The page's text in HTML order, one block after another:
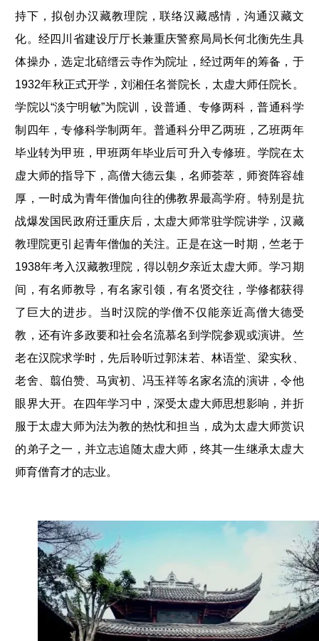
持下，拟创办汉藏教理院，联络汉藏感情，沟通汉藏文
化。经四川省建设厅厅长兼重庆警察局局长何北衡先生具
体操办，选定北碚缙云寺作为院址，经过两年的筹备，于
1932年秋正式开学，刘湘任名誉院长，太虚大师任院长。
学院以“淡宁明敏”为院训，设普通、专修两科，普通科学
制四年，专修科学制两年。普通科分甲乙两班，乙班两年
毕业转为甲班，甲班两年毕业后可升入专修班。学院在太
虚大师的指导下，高僧大德云集，名师荟萃，师资阵容雄
厚，一时成为青年僧伽向往的佛教界最高学府。特别是抗
战爆发国民政府迁重庆后，太虚大师常驻学院讲学，汉藏
教理院更引起青年僧伽的关注。正是在这一时期，竺老于
1938年考入汉藏教理院，得以朝夕亲近太虚大师。学习期
间，有名师教导，有名家引领，有名贤交往，学修都获得
了巨大的进步。当时汉院的学僧不仅能亲近高僧大德受
教，还有许多政要和社会名流慕名到学院参观或演讲。竺
老在汉院求学时，先后聆听过郭沫若、林语堂、梁实秋、
老舍、翦伯赞、马寅初、冯玉祥等名家名流的演讲，令他
眼界大开。在四年学习中，深受太虚大师思想影响，并折
服于太虚大师为法为教的热忱和担当，成为太虚大师赏识
的弟子之一，并立志追随太虚大师，终其一生继承太虚大
师育僧育才的志业。